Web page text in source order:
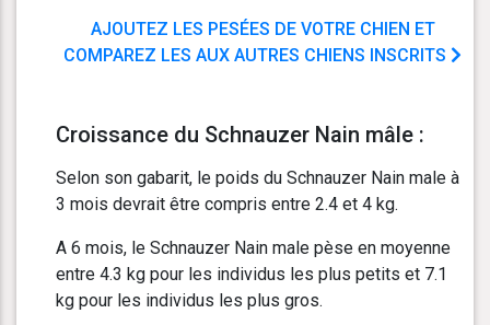
AJOUTEZ LES PESÉES DE VOTRE CHIEN ET
COMPAREZ LES AUX AUTRES CHIENS INSCRITS
Croissance du Schnauzer Nain mâle :
Selon son gabarit, le poids du Schnauzer Nain male à
3 mois devrait être compris entre 2.4 et 4 kg.
A 6 mois, le Schnauzer Nain male pèse en moyenne
entre 4.3 kg pour les individus les plus petits et 7.1
kg pour les individus les plus gros.